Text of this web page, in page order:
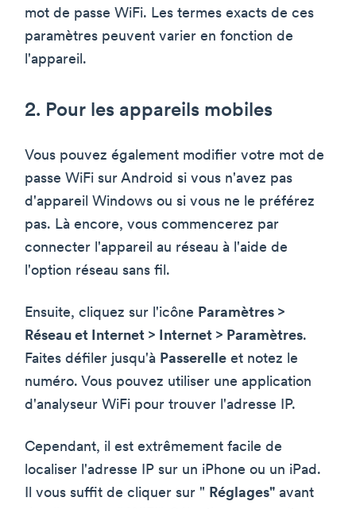
mot de passe WiFi. Les termes exacts de ces
paramètres peuvent varier en fonction de
l'appareil.
2. Pour les appareils mobiles
Vous pouvez également modifier votre mot de
passe WiFi sur Android si vous n'avez pas
d'appareil Windows ou si vous ne le préférez
pas. Là encore, vous commencerez par
connecter l'appareil au réseau à l'aide de
l'option réseau sans fil.
Ensuite, cliquez sur l'icône Paramètres >
Réseau et Internet > Internet > Paramètres.
Faites défiler jusqu'à Passerelle et notez le
numéro. Vous pouvez utiliser une application
d'analyseur WiFi pour trouver l'adresse IP.
Cependant, il est extrêmement facile de
localiser l'adresse IP sur un iPhone ou un iPad.
Il vous suffit de cliquer sur " Réglages" avant